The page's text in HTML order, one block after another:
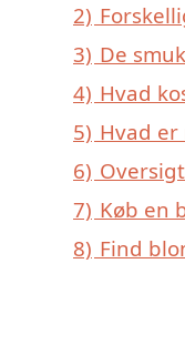
2)
3) De
4) Hvad
5) Hvad
6)
7) Køb en
8) Find